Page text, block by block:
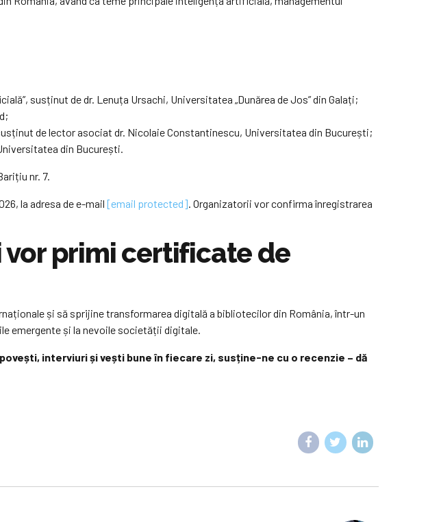
susținut de dr. Lenuța Ursachi, Universitatea „Dunărea de Jos” din Galați;
de lector asociat dr. Nicolaie Constantinescu, Universitatea din București;
din București.
nr. 7.
la adresa de e-mail [email protected]. Organizatorii vor confirma înregistrarea
primi certificate de
și să sprijine transformarea digitală a bibliotecilor din România, într-un
emergente și la nevoile societății digitale.
interviuri și vești bune în fiecare zi, susține-ne cu o recenzie – dă